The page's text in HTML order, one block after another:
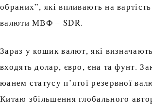
обраних”, які впливають на вартість
валюти МВФ – SDR.
Зараз у кошик валют, які
входять долар, євро, єна та фунт.
юанем статусу п’ятої резервної
Китаю збільшення глобального